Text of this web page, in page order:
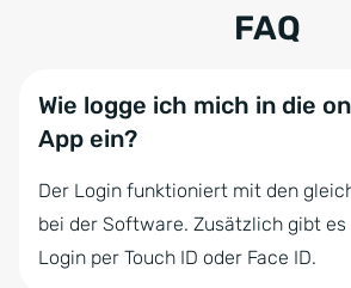
FAQ
Wie logge ich mich in die
App ein?
Der Login funktioniert mit den
bei der Software. Zusätzlich gibt es
Login per Touch ID oder Face ID.